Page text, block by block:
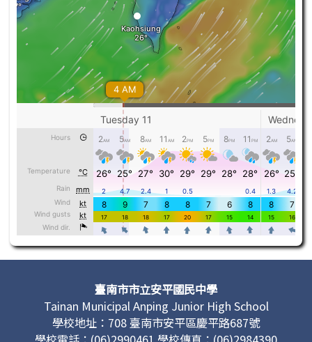
頁尾區域內容臺南市市立安平國民中學
Tainan Municipal Anping Junior High School
學校地址：708 臺南市安平區慶平路687號